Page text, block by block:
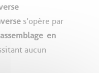
s’opère par
en
aucun